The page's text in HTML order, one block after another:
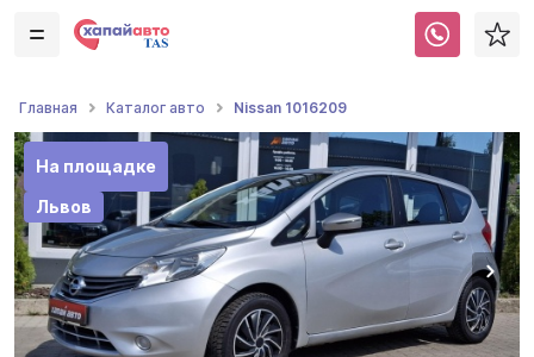
Главная Каталог авто Nissan 1016209
На площадке
Львов